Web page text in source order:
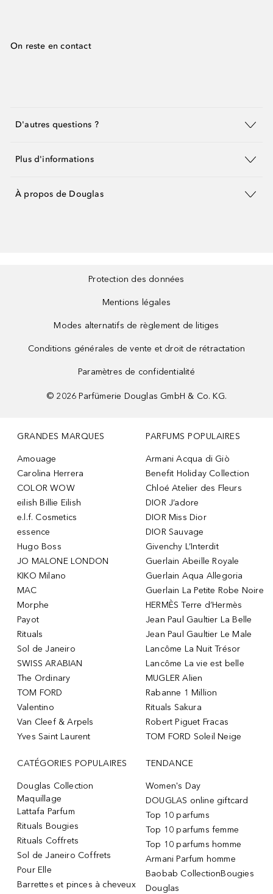
On reste en contact
D'autres questions ?
Plus d'informations
À propos de Douglas
Protection des données
Mentions légales
Modes alternatifs de règlement de litiges
Conditions générales de vente et droit de rétractation
Paramètres de confidentialité
© 2026 Parfümerie Douglas GmbH & Co. KG.
GRANDES MARQUES
Amouage
Carolina Herrera
COLOR WOW
eilish Billie Eilish
e.l.f. Cosmetics
essence
Hugo Boss
JO MALONE LONDON
KIKO Milano
MAC
Morphe
Payot
Rituals
Sol de Janeiro
SWISS ARABIAN
The Ordinary
TOM FORD
Valentino
Van Cleef & Arpels
Yves Saint Laurent
PARFUMS POPULAIRES
Armani Acqua di Giò
Benefit Holiday Collection
Chloé Atelier des Fleurs
DIOR J’adore
DIOR Miss Dior
DIOR Sauvage
Givenchy L’Interdit
Guerlain Abeille Royale
Guerlain Aqua Allegoria
Guerlain La Petite Robe Noire
HERMÈS Terre d’Hermès
Jean Paul Gaultier La Belle
Jean Paul Gaultier Le Male
Lancôme La Nuit Trésor
Lancôme La vie est belle
MUGLER Alien
Rabanne 1 Million
Rituals Sakura
Robert Piguet Fracas
TOM FORD Soleil Neige
CATÉGORIES POPULAIRES
Douglas Collection
Maquillage
Lattafa Parfum
Rituals Bougies
Rituals Coffrets
Sol de Janeiro Coffrets
Pour Elle
Barrettes et pinces à cheveux
TENDANCE
Women's Day
DOUGLAS online giftcard
Top 10 parfums
Top 10 parfums femme
Top 10 parfums homme
Armani Parfum homme
Baobab CollectionBougies
Douglas